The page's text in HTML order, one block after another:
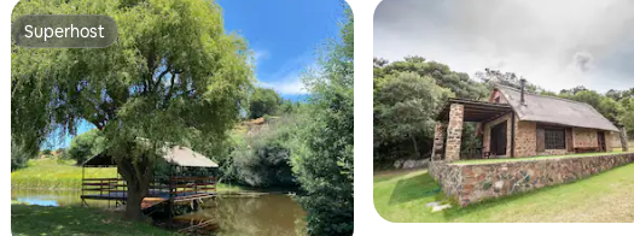
beoordeling van 4,76 uit 5, 98 recensies
Superhost
Superhost